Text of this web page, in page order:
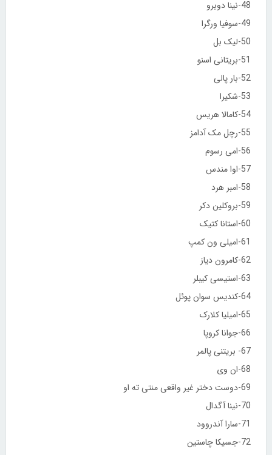
48-نینا دوبرو
49-سوفیا ورگرا
50-لیک بل
51-بریتانی اسنو
52-بار پالی
53-شکیرا
54-کامالا هریس
55-رچل مک آدامز
56-امی رسوم
57-اوا مندس
58-امبر هرد
59-بروکلین دکر
60-استانا کتیک
61-امیلی ون کمپ
62-کامرون دیاز
63-استیسی کیبلر
64-کندیس سوان پوئل
65-امیلیا کلارک
66-جوانا کروپا
67- بریتنی پالمر
68-ان وی
69-دوست دختر غیر واقعی منتی ته او
70-نینا آگدال
71-سارا آندروود
72-جسیکا چاستین